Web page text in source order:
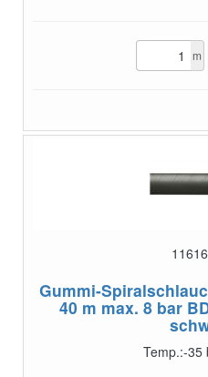
m
Gummi-
40 m max. 8 bar
Temp.:-35